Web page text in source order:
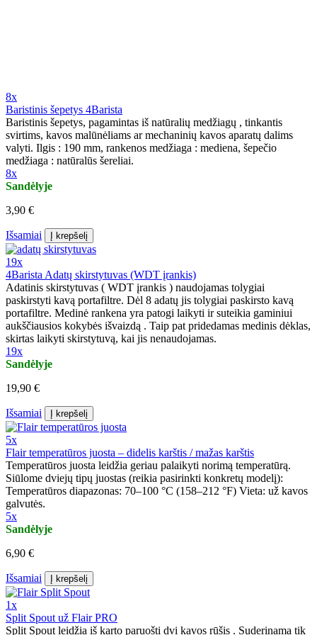
8x
Baristinis šepetys 4Barista
Baristinis šepetys, pagamintas iš natūralių medžiagų , tinkantis
svirtims, kavos malūnėliams ar mechaninių kavos aparatų dalims
valyti. Ilgis : 190 mm, rankenos medžiaga : mediena, šepečio
medžiaga : natūralūs šereliai.
8x
Sandėlyje
3,90 €
Išsamiai Į krepšelį
19x
4Barista Adatų skirstytuvas (WDT įrankis)
Adatinis skirstytuvas ( WDT įrankis ) naudojamas tolygiai
paskirstyti kavą portafiltre. Dėl 8 adatų jis tolygiai paskirsto kavą
portafiltre. Medinė rankena yra patogi laikyti ir suteikia gaminiui
aukščiausios kokybės išvaizdą . Taip pat pridedamas medinis dėklas,
skirtas laikyti skirstytuvą, kai jis nenaudojamas.
19x
Sandėlyje
19,90 €
Išsamiai Į krepšelį
5x
Flair temperatūros juosta – didelis karštis / mažas karštis
Temperatūros juosta leidžia geriau palaikyti norimą temperatūrą.
Siūlome dviejų tipų juostas (reikia pasirinkti konkretų modelį):
Temperatūros diapazonas: 70–100 °C (158–212 °F) Vieta: už kavos
galvutės.
5x
Sandėlyje
6,90 €
Išsamiai Į krepšelį
1x
Split Spout už Flair PRO
Split Spout leidžia iš karto paruošti dvi kavos rūšis . Suderinama tik